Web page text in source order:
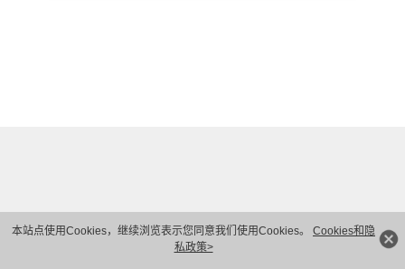
本站点使用Cookies，继续浏览表示您同意我们使用Cookies。 Cookies和隐
私政策>